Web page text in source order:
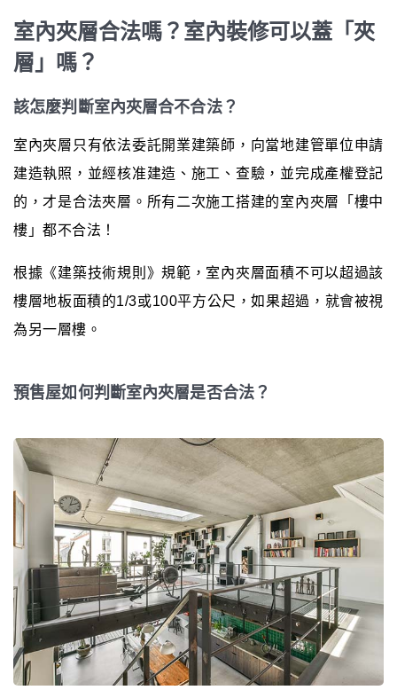
室內夾層合法嗎？室內裝修可以蓋「夾
層」嗎？
該怎麼判斷室內夾層合不合法？
室內夾層只有依法委託開業建築師，向當地建管單位申請
建造執照，並經核准建造、施工、查驗，並完成產權登記
的，才是合法夾層。所有二次施工搭建的室內夾層「樓中
樓」都不合法！
根據《建築技術規則》規範，室內夾層面積不可以超過該
樓層地板面積的1/3或100平方公尺，如果超過，就會被視
為另一層樓。
預售屋如何判斷室內夾層是否合法？